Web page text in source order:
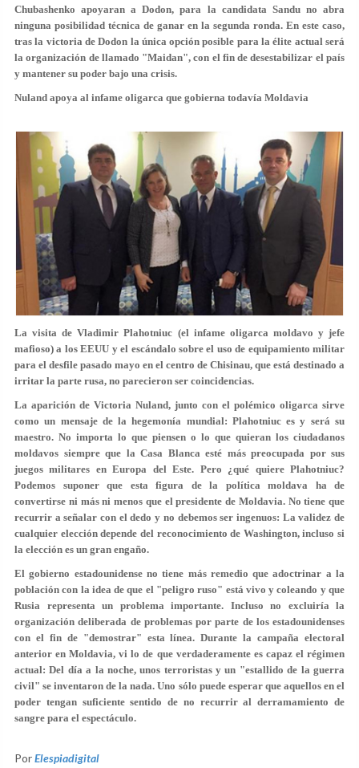
Chubashenko apoyaran a Dodon, para la candidata Sandu no abra
ninguna posibilidad técnica de ganar en la segunda ronda. En este caso,
tras la victoria de Dodon la única opción posible para la élite actual será
la organización de llamado "Maidan", con el fin de desestabilizar el país
y mantener su poder bajo una crisis.
Nuland apoya al infame oligarca que gobierna todavía Moldavia
La visita de Vladimir Plahotniuc (el infame oligarca moldavo y jefe
mafioso) a los EEUU y el escándalo sobre el uso de equipamiento militar
para el desfile pasado mayo en el centro de Chisinau, que está destinado a
irritar la parte rusa, no parecieron ser coincidencias.
La aparición de Victoria Nuland, junto con el polémico oligarca sirve
como un mensaje de la hegemonía mundial: Plahotniuc es y será su
maestro. No importa lo que piensen o lo que quieran los ciudadanos
moldavos siempre que la Casa Blanca esté más preocupada por sus
juegos militares en Europa del Este. Pero ¿qué quiere Plahotniuc?
Podemos suponer que esta figura de la política moldava ha de
convertirse ni más ni menos que el presidente de Moldavia. No tiene que
recurrir a señalar con el dedo y no debemos ser ingenuos: La validez de
cualquier elección depende del reconocimiento de Washington, incluso si
la elección es un gran engaño.
El gobierno estadounidense no tiene más remedio que adoctrinar a la
población con la idea de que el "peligro ruso" está vivo y coleando y que
Rusia representa un problema importante. Incluso no excluiría la
organización deliberada de problemas por parte de los estadounidenses
con el fin de "demostrar" esta línea. Durante la campaña electoral
anterior en Moldavia, vi lo de que verdaderamente es capaz el régimen
actual: Del día a la noche, unos terroristas y un "estallido de la guerra
civil" se inventaron de la nada. Uno sólo puede esperar que aquellos en el
poder tengan suficiente sentido de no recurrir al derramamiento de
sangre para el espectáculo.
PorElespiadigital